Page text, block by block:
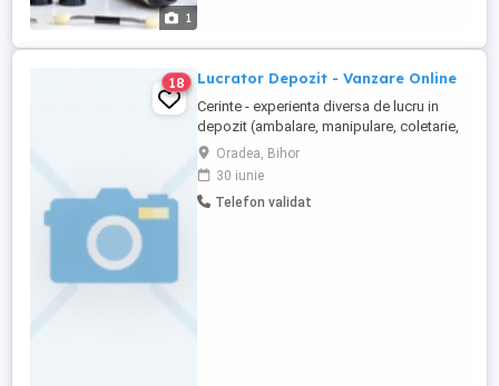
1
18 Lucrator Depozit - Vanzare Online
Cerinte - experienta diversa de lucru in
depozit (ambalare, manipulare, coletarie,
aranjare marfa la raft) ; - experienta in
folosirea sistemelor de scanat produse
(avantaj); - disponibilitate pentru efort fizic
moderat; - capacitate de planificare,
Oradea, Bihor
30 iunie
Telefon validat